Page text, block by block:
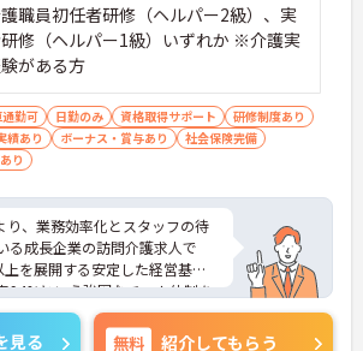
タート♪
安心です。
備など基礎から習得
段階的に成長できる
しても始めやすいです
魅力があります。
様に対応
と連携し一貫して支援
長く支える役割
きる実感があります
職員初任者研修（ヘルパー2級）、実
修（ヘルパー1級）いずれか ※介護実
がある方
通勤可 日勤のみ 資格取得サポート
研修制度あり
績あり
ボーナス・賞与あり
社会保険完備
り
り、業務効率化とスタッフの待
る成長企業の訪問介護求人で
を展開する安定した経営基盤
94%という強固なチーム体制を
格手当や年2回の評価面談など、
に直結する仕組みが整ってい
見る 無料 紹介してもらう